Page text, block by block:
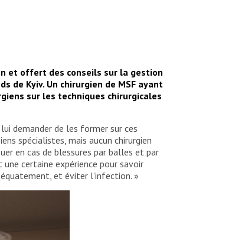
et offert des conseils sur la gestion
de Kyiv. Un chirurgien de MSF ayant
sur les techniques chirurgicales
demander de les former sur ces
spécialistes, mais aucun chirurgien
en cas de blessures par balles et par
certaine expérience pour savoir
et éviter l’infection. »